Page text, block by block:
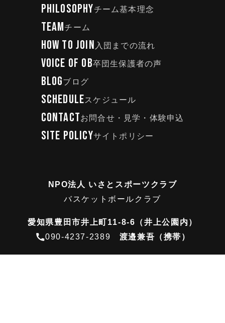
PHILOSOPHYチーム基本理念
TEAMチーム
HOW TO JOIN 入団までの流れ
VOICE OF OB卒団生保護者の声
BLOGブログ
SCHEDULEスケジュール
CONTACTお問合せ・見学・体験申込
SITE POLICYサイトポリシー
NPO法人 いさとスポーツクラブ
バスケットボールクラブ
愛知県豊田市井上町11-8-6（井上公園内）
090-4237-2389 渡邉兼吾（携帯）